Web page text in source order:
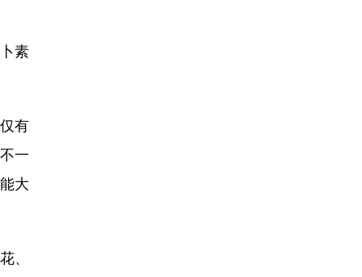
素
有
一
大
、